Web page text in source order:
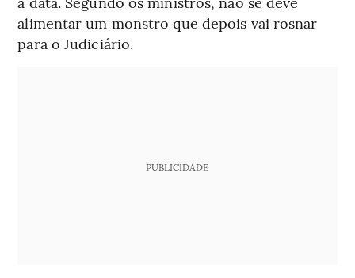
alimentar um monstro que depois vai rosnar
para o Judiciário.
PUBLICIDADE